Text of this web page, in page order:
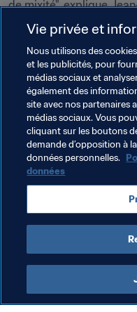
de mixité", explique
fondateur du CJP. "Les
ensemble en
se retrouver autour du
dans un esprit de
En dix ans, le CJP a
tensions entre
des comportements
Thèmes en lien
Faire progresser le
Vie privée et
Nous utilisons des
et les publicités, pour
médias sociaux et
également des
site avec nos partenaires
médias sociaux. Vous
cliquant sur les boutons
demande d’opposition à
données personnelles.
données